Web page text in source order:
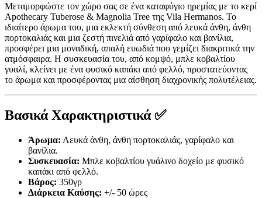
Μεταμορφώστε τον χώρο σας σε ένα καταφύγιο ηρεμίας με το κερί
Apothecary Tuberose & Magnolia Tree της Vila Hermanos. Το
ιδιαίτερο άρωμα του, μια εκλεκτή σύνθεση από λευκά άνθη, άνθη
πορτοκαλιάς και μια ζεστή πινελιά από γαρίφαλο και βανίλια,
προσφέρει μια μοναδική, απαλή ευωδιά που γεμίζει διακριτικά την
ατμόσφαιρα. Η συσκευασία του, από κομψό, μπλε κοβαλτίου
γυαλί, κλείνει με ένα φυσικό καπάκι από φελλό, προστατεύοντας
το άρωμα και προσφέροντας μια αίσθηση διαχρονικής πολυτέλειας.
Βασικά Χαρακτηριστικά ✅
Άρωμα: Λευκά άνθη, άνθη πορτοκαλιάς, γαρίφαλο και
βανίλια.
Συσκευασία: Μπλε κοβαλτίου γυάλινο δοχείο με φυσικό
καπάκι από φελλό.
Βάρος: 350γρ
Διάρκεια Καύσης: +/- 50 ώρες